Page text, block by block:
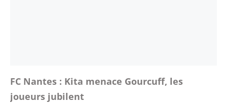
FC Nantes : Kita menace Gourcuff, les
joueurs jubilent